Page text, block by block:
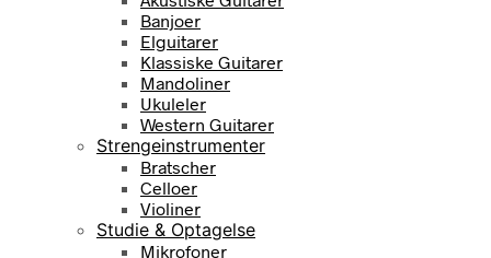
Banjoer
Elguitarer
Klassiske Guitarer
Mandoliner
Ukuleler
Western Guitarer
Strengeinstrumenter
Bratscher
Celloer
Violiner
Studie & Optagelse
Mikrofoner